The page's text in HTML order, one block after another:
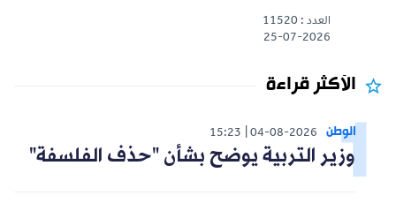
العدد : 11520
25-07-2026
الأكثر قراءة
الوطن 04-08-2026
15:23
وزير التربية يوضح بشأن "حذف الفلسفة"